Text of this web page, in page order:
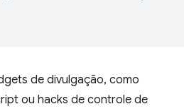
de divulgação, como
ou hacks de controle de